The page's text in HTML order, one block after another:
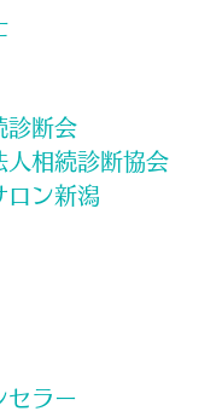
診断会
人相続診断協会
ロン新潟
セラー